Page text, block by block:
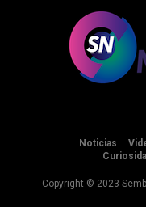
Noticias
Copyright © 2023